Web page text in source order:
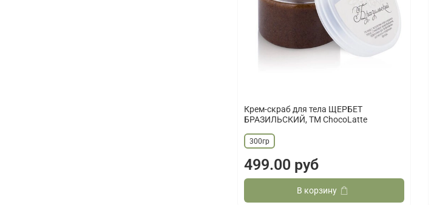
Крем-скраб для тела ЩЕРБЕТ
БРАЗИЛЬСКИЙ, ТМ ChocoLatte
300гр
499.00 руб
В корзину